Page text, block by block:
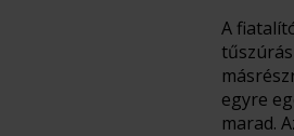
A
egyre
marad.